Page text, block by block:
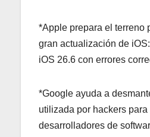
*Apple prepara el terreno
gran actualización de
iOS 26.6 con errores
*Google ayuda a
utilizada por hackers para
desarrolladores de